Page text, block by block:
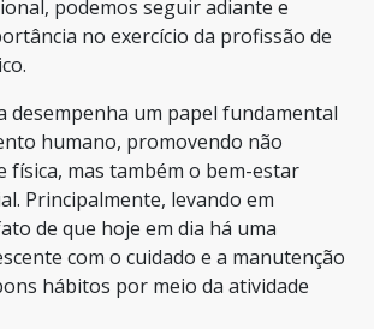
podemos seguir adiante e
no exercício da profissão de
desempenha um papel fundamental
humano, promovendo não
física, mas também o bem-estar
Principalmente, levando em
de que hoje em dia há uma
com o cuidado e a manutenção
hábitos por meio da atividade